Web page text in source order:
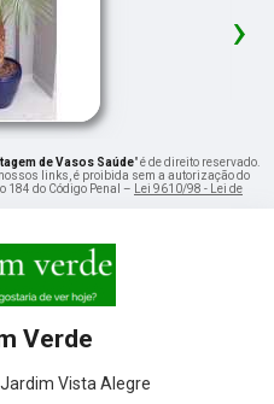
›
de Vasos Saúde" é de direito reservado.
links, é proibida sem a autorização do
184 do Código Penal –
Lei 9610/98 - Lei de
Verde
Vista Alegre